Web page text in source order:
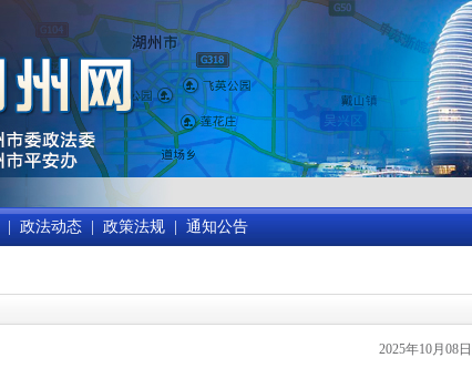
政法动态 政策法规 通知公告
2025年10月08日